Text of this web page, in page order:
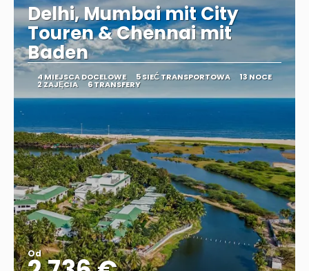
Delhi, Mumbai mit City
Touren & Chennai mit
Baden
4 MIEJSCA DOCELOWE 5 SIEĆ TRANSPORTOWA 13 NOCE
2 ZAJĘCIA 6 TRANSFERY
Od